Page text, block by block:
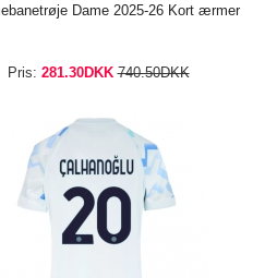
Dame 2025-26 Kort ærmer
Pris: 281.30DKK 740.50DKK